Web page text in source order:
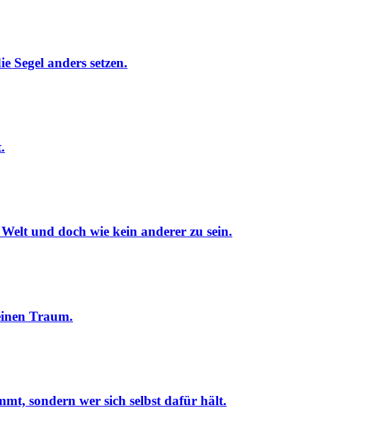
Segel anders setzen.
und doch wie kein anderer zu sein.
Traum.
sondern wer sich selbst dafür hält.